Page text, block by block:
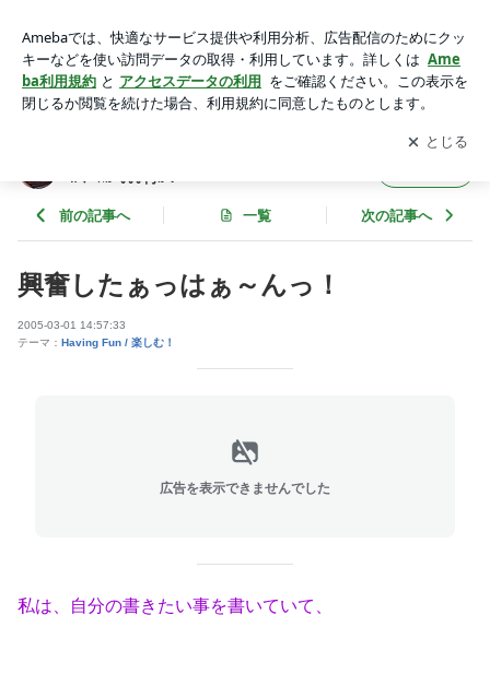
ﾄﾉ ｲﾛｲﾛｴﾛｴﾛ ﾃﾞｽｶﾞ｡｡｡何ｶ？
アプリをダウンロードして ブログの更新通知
を受け取りまし
ょう。
開く
ﾛ ﾃﾞｽｶﾞ｡｡｡何ｶ？
前の記事へ 一覧 次の記事へ
興奮したぁっはぁ～んっ！
2005-03-01 14:57:33
テーマ： Having Fun / 楽しむ！
広告を表示できませんでした
私は、自分の書きたい事を書いていて、